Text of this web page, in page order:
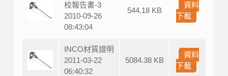
校報告書-3
2010-09-26
08:43:04
544.18 KB
資料
下載
INCO材質證明
2011-03-22
06:40:32
5084.38 KB
資料
下載